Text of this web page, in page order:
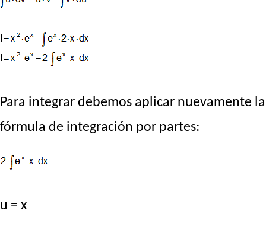
Para integrar debemos aplicar nuevamente la
fórmula de integración por partes:
u = x